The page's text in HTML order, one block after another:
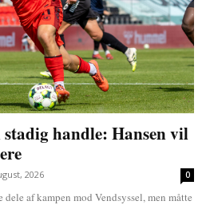
handle: Hansen vil
2026 0
af kampen mod Vendsyssel, men måtte